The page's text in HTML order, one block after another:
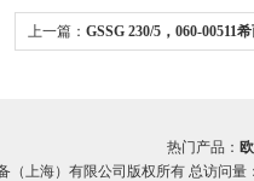
上一篇： GSSG 230/5，060-00511
热门产品：
（上海）有限公司版权所有 总访问量